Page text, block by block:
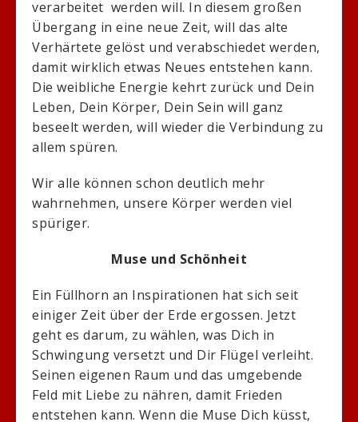
verarbeitet werden will. In diesem großen
Übergang in eine neue Zeit, will das alte
Verhärtete gelöst und verabschiedet werden,
damit wirklich etwas Neues entstehen kann.
Die weibliche Energie kehrt zurück und Dein
Leben, Dein Körper, Dein Sein will ganz
beseelt werden, will wieder die Verbindung zu
allem spüren.
Wir alle können schon deutlich mehr
wahrnehmen, unsere Körper werden viel
spüriger.
Muse und Schönheit
Ein Füllhorn an Inspirationen hat sich seit
einiger Zeit über der Erde ergossen. Jetzt
geht es darum, zu wählen, was Dich in
Schwingung versetzt und Dir Flügel verleiht.
Seinen eigenen Raum und das umgebende
Feld mit Liebe zu nähren, damit Frieden
entstehen kann. Wenn die Muse Dich küsst,